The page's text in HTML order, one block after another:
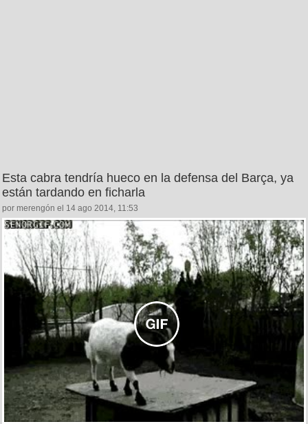
Esta cabra tendría hueco en la defensa del Barça, ya
están tardando en ficharla
por merengón el 14 ago 2014, 11:53